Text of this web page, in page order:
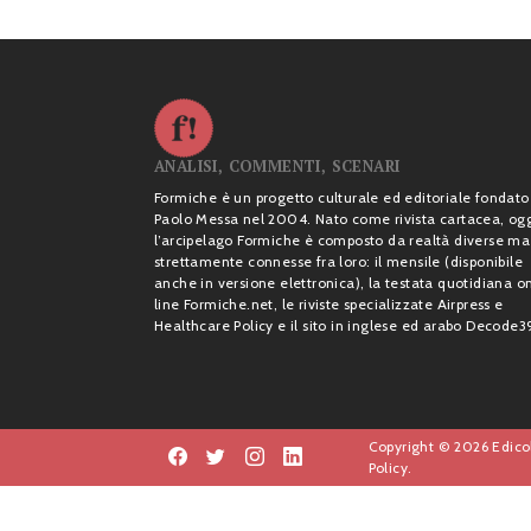
ANALISI, COMMENTI, SCENARI
Formiche è un progetto culturale ed editoriale fondato
Paolo Messa nel 2004. Nato come rivista cartacea,
l’arcipelago Formiche è composto da realtà diverse ma
strettamente connesse fra loro: il mensile (disponibile
anche in versione elettronica), la testata quotidiana
line Formiche.net, le riviste specializzate Airpress e
Healthcare Policy e il sito in inglese ed arabo
Copyright © 2026
Policy.